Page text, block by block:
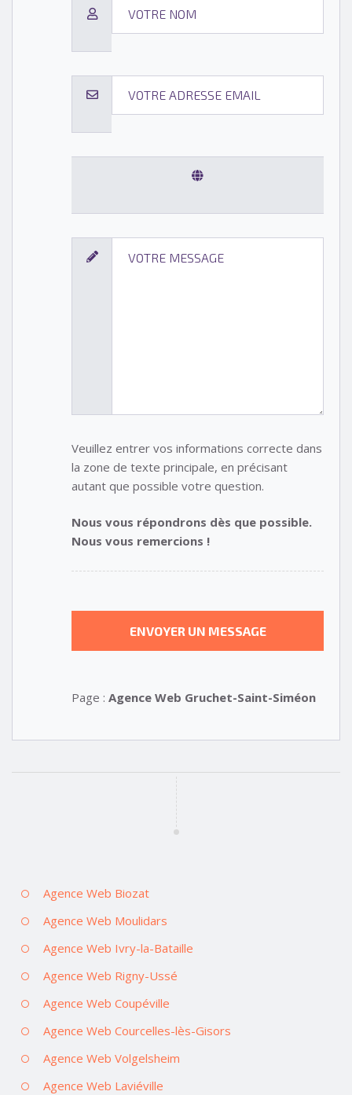
Veuillez entrer vos informations correcte dans
la zone de texte principale, en précisant
autant que possible votre question.
Nous vous répondrons dès que possible.
Nous vous remercions !
Page : Agence Web Gruchet-Saint-Siméon
Agence Web Biozat
Agence Web Moulidars
Agence Web Ivry-la-Bataille
Agence Web Rigny-Ussé
Agence Web Coupéville
Agence Web Courcelles-lès-Gisors
Agence Web Volgelsheim
Agence Web Laviéville